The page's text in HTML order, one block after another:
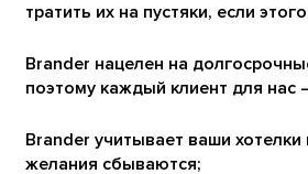
тратить их на пустяки, если
Brander нацелен на
поэтому каждый клиент для нас
Brander учитывает ваши хотелки
желания сбываются;